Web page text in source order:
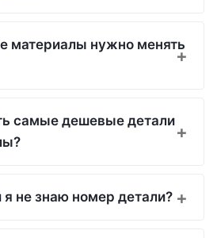
материалы нужно менять
самые дешевые детали
я не знаю номер детали?